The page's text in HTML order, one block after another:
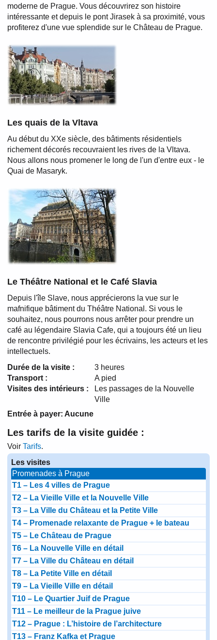
moderne de Prague. Vous découvrirez son histoire
intéressante et depuis le pont Jirasek à sa proximité, vous
profiterez d'une vue splendide sur le Château de Prague.
Les quais de la Vltava
Au début du XXe siècle, des bâtiments résidentiels
richement décorés recouvraient les rives de la Vltava.
Nous allons nous promener le long de l'un d'entre eux - le
Quai de Masaryk.
Le Théâtre National et le Café Slavia
Depuis l'île Slave, nous apprécierons la vue sur le
mafnifique bâtiment du Théâtre National. Si vous le
souhaitez, nous pourrons nous arrêter pour prendre un
café au légendaire Slavia Cafe, qui a toujours été un lieu
de rencontre privilégié pour les écrivains, les acteurs et les
intellectuels.
Durée de la visite :
3 heures
Transport :
A pied
Visites des intérieurs :
Les passages de la Nouvelle
Ville
Entrée à payer: Aucune
Les tarifs de la visite guidée :
Voir Tarifs.
Les visites
Promenades à Prague
T1 – Les 4 villes de Prague
T2 – La Vieille Ville et la Nouvelle Ville
T3 – La Ville du Château et la Petite Ville
T4 – Promenade relaxante de Prague + le bateau
T5 – Le Château de Prague
T6 – La Nouvelle Ville en détail
T7 – La Ville du Château en détail
T8 – La Petite Ville en détail
T9 – La Vieille Ville en détail
T10 – Le Quartier Juif de Prague
T11 – Le meilleur de la Prague juive
T12 – Prague : L’histoire de l’architecture
T13 – Franz Kafka et Prague